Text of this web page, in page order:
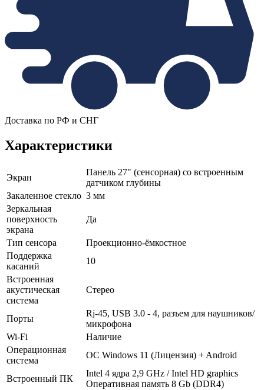
Доставка по РФ и СНГ
Характеристики
Экран
Панель 27" (сенсорная) со встроенным
датчиком глубины
Закаленное стекло 3 мм
Зеркальная
поверхность
экрана
Да
Тип сенсора
Проекционно-ёмкостное
Поддержка
касаний
10
Встроенная
акустическая
система
Стерео
Порты
Rj-45, USB 3.0 - 4, разъем для наушников/
микрофона
Wi-Fi
Наличие
Операционная
система
ОС Windows 11 (Лицензия) + Android
Встроенный ПК
Intel 4 ядра 2,9 GHz / Intel HD graphics
Оперативная память 8 Gb (DDR4)